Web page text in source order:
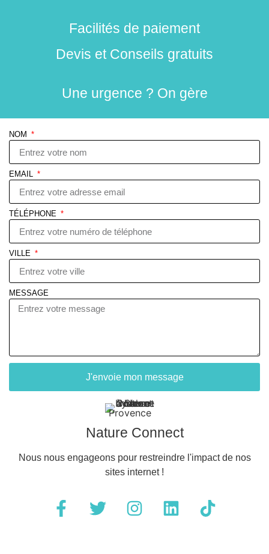
Facilités de paiement
Devis et Conseils gratuits
Une urgence ? On gère
NOM
EMAIL
TÉLÉPHONE
VILLE
MESSAGE
J'envoie mon message
Nature Connect
Nous nous engageons pour restreindre l'impact de nos
sites internet !